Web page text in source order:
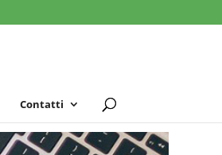
Contatti